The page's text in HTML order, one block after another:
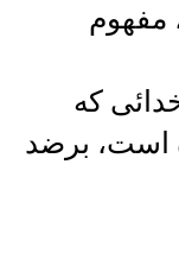
مفهوم
که
است، برضد